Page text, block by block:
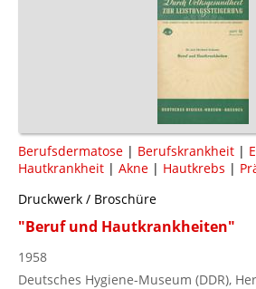
Berufsdermatose | Berufskrankheit |
Hautkrankheit | Akne | Hautkrebs |
Druckwerk / Broschüre
"Beruf und Hautkrankheiten"
1958
Deutsches Hygiene-Museum (DDR),